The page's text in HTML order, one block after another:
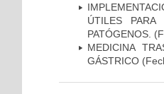
ÚTILES
PATÓGENOS.
MEDICINA
GÁSTRICO